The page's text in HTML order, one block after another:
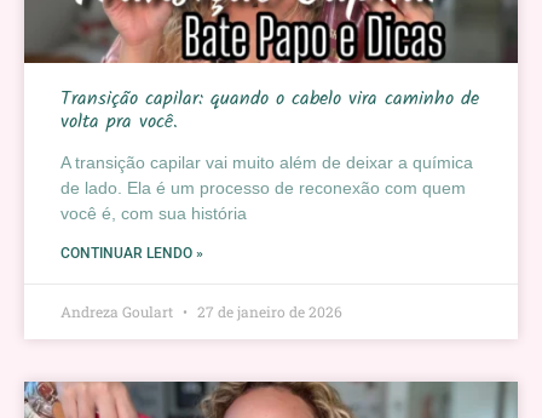
Transição capilar: quando o cabelo vira caminho de
volta pra você.
A transição capilar vai muito além de deixar a química
de lado. Ela é um processo de reconexão com quem
você é, com sua história
CONTINUAR LENDO »
Andreza Goulart 27 de janeiro de 2026